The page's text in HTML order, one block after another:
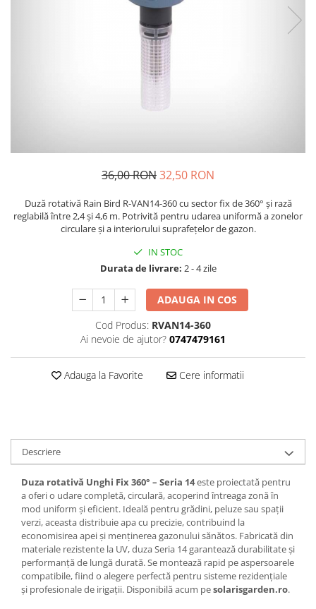
36,00 RON32,50 RON
Duză rotativă Rain Bird R-VAN14-360 cu sector fix de 360° și rază
reglabilă între 2,4 și 4,6 m. Potrivită pentru udarea uniformă a zonelor
circulare și a interiorului suprafețelor de gazon.
IN STOC
Durata de livrare: 2 - 4 zile
ADAUGA IN COS
Cod Produs: RVAN14-360
Ai nevoie de ajutor? 0747479161
Adauga la Favorite Cere informatii
Descriere
Duza rotativă Unghi Fix 360° – Seria 14este proiectată pentru
a oferi o udare completă, circulară, acoperind întreaga zonă în
mod uniform și eficient. Ideală pentru grădini, peluze sau spații
verzi, aceasta distribuie apa cu precizie, contribuind la
economisirea apei și menținerea gazonului sănătos. Fabricată din
materiale rezistente la UV, duza Seria 14 garantează durabilitate și
performanță de lungă durată. Se montează rapid pe aspersoarele
compatibile, fiind o alegere perfectă pentru sisteme rezidențiale
și profesionale de irigații. Disponibilă acum pesolarisgarden.ro.